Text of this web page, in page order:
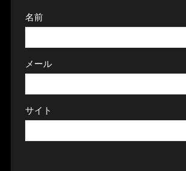
名前
メール
サイト